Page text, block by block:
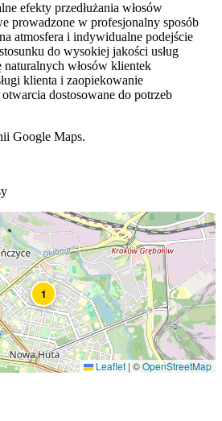
efekty przedłużania włosów
prowadzone w profesjonalny sposób
atmosfera i indywidualne podejście
do wysokiej jakości usług
naturalnych włosów klientek
klienta i zaopiekowanie
dostosowane do potrzeb
Google Maps.
1
Leaflet | ©OpenStreetMap